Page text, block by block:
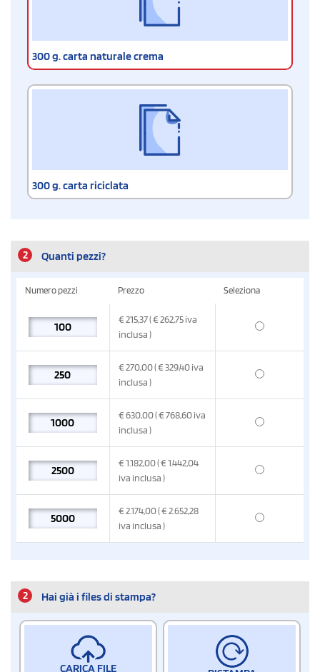
300 g. carta naturale crema
300 g. carta riciclata
2 Quanti pezzi?
Numero pezzi Prezzo Seleziona
€215,37( € 262,75iva
inclusa)
€270,00( € 329,40iva
inclusa)
€630,00( € 768,60iva
inclusa)
€1.182,00( € 1.442,04
iva inclusa)
€2.174,00( € 2.652,28
iva inclusa)
2 Hai già i files di stampa?
CARICA FILE